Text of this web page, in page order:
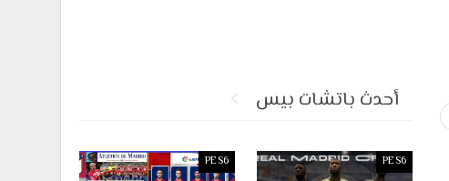
أحدث باتشات بيس
PES6
PES6